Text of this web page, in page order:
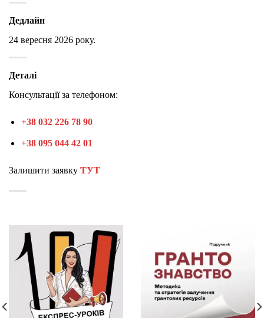
Дедлайн
24 вересня 2026 року.
Деталі
Консультації за телефоном:
+38 032 226 78 90
+38 095 044 42 01
Залишити заявку ТУТ